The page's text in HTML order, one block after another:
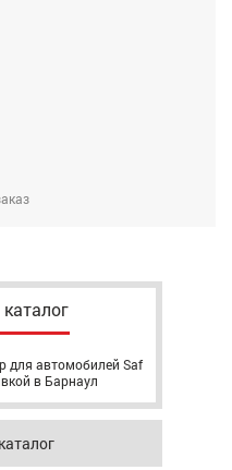
для автомобилей Saf
в Барнаул